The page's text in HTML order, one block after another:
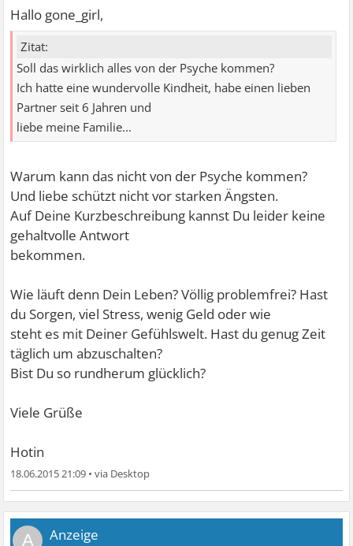
Hallo gone_girl,
Zitat:
Soll das wirklich alles von der Psyche kommen?
Ich hatte eine wundervolle Kindheit, habe einen lieben
Partner seit 6 Jahren und
liebe meine Familie...
Warum kann das nicht von der Psyche kommen?
Und liebe schützt nicht vor starken Ängsten.
Auf Deine Kurzbeschreibung kannst Du leider keine
gehaltvolle Antwort
bekommen.
Wie läuft denn Dein Leben? Völlig problemfrei? Hast
du Sorgen, viel Stress, wenig Geld oder wie
steht es mit Deiner Gefühlswelt. Hast du genug Zeit
täglich um abzuschalten?
Bist Du so rundherum glücklich?
Viele Grüße
Hotin
18.06.2015 21:09 •
A